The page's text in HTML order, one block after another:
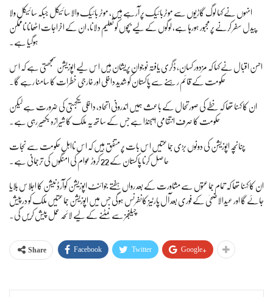
انہوں نے کہا لوگ گاڑیوں سے موٹربائیک پر آرہے ہیں، موٹر بائیک والا سائیکل جبکہ سائیکل ولا
پیدل سفر کرنے پر مجبور ہورہا ہے، لوگوں کے لیے بچوں کو تعلیم دلانا، ان کے اخراجات اٹھانا ناممکن
ہوگیا ہے۔
احسن اقبال نے کہا کہ مزدور کسان، ڈگری یافتہ نوجوان پریشان ہیں اس لیے اپوزیشن سمجھتی ہے کہ اس
حکومت کے قائم رہنے سے پاکستان کو شدید داخلی اور خارجی خطرات کا سامنا رہے گا۔
ان کا کہنا تھا کہ خطے کی صورتحال کے باعث ہمیں اندرونی اتحاد، داخلی یکجہتی کی ضرورت ہے لیکن
حکومت کا صرف انتقامی ایجنڈا ہے جس کے ساتھ یہ ملک کا شیرازہ بکھیر رہی ہے۔
چنانچہ اپوزیشن کی دونوں بڑی جماعتیں اس بات پر متفق ہیں کہ اس نااہل حکومت سے نجات
حاصل کرنا پاکستان کے 22 کروڑ عوام کی امنگوں کی ترجمانی ہے۔
ان کا کہنا تھا کہ تمام جماعتوں سے مشاورت کے بعد رواں ہفتے جوائنٹ اپوزیشن کوآرڈنیشن کا اجلاس بلایا
جائے گا اور عیدالاضحیٰ کے فوری بعد آل پارٹیز کانفرنس ہوگی جس میں اپوزیشن جماعتیں ملک کو درپیش
چیلنجز سے نمٹنے کے لیے لائحہ عمل پیش کریں گی۔
Share Facebook Twitter Google+